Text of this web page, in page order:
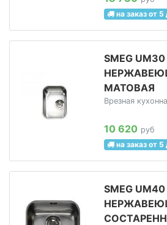
на заказ от 5
SMEG
МАТОВАЯ
Врезная
10 620 руб
на заказ от 5
SMEG